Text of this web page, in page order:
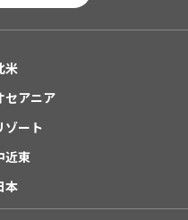
米
セアニア
ゾート
近東
本